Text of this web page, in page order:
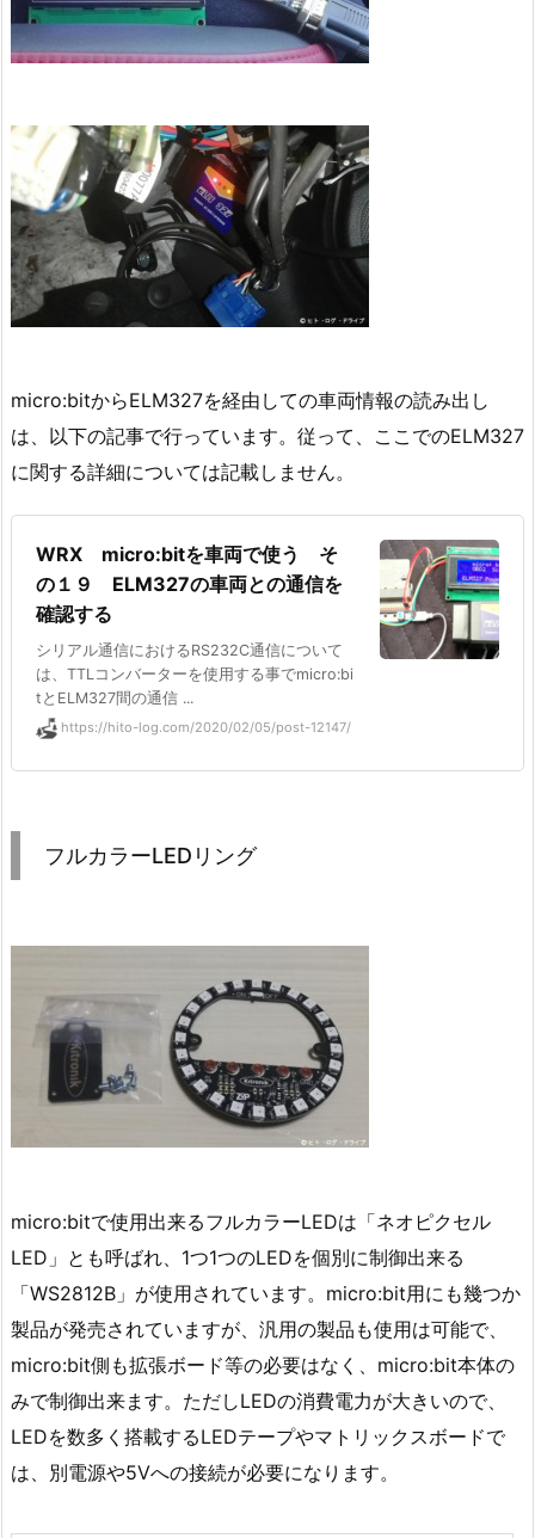
micro:bitからELM327を経由しての車両情報の読み出し
は、以下の記事で行っています。従って、ここでのELM327
に関する詳細については記載しません。
WRX micro:bitを車両で使う そ
の１９ ELM327の車両との通信を
確認する
シリアル通信におけるRS232C通信について
は、TTLコンバーターを使用する事でmicro:bi
tとELM327間の通信 ...
https://hito-log.com/2020/02/05/post-12147/
フルカラーLEDリング
micro:bitで使用出来るフルカラーLEDは「ネオピクセル
LED」とも呼ばれ、1つ1つのLEDを個別に制御出来る
「WS2812B」が使用されています。micro:bit用にも幾つか
製品が発売されていますが、汎用の製品も使用は可能で、
micro:bit側も拡張ボード等の必要はなく、micro:bit本体の
みで制御出来ます。ただしLEDの消費電力が大きいので、
LEDを数多く搭載するLEDテープやマトリックスボードで
は、別電源や5Vへの接続が必要になります。